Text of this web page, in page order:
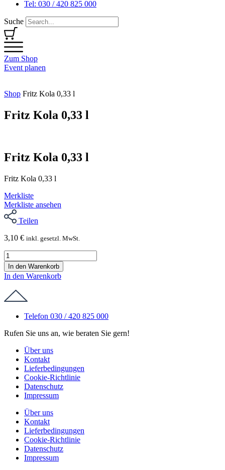
Tel: 030 / 420 825 000
Suche
Zum Shop
Event planen
Shop Fritz Kola 0,33 l
Fritz Kola 0,33 l
Fritz Kola 0,33 l
Fritz Kola 0,33 l
Merkliste
Merkliste ansehen
Teilen
3,10 € inkl. gesetzl. MwSt.
Fritz
Kola
0,33
l
Menge
In den Warenkorb
In den Warenkorb
Telefon 030 / 420 825 000
Rufen Sie uns an, wie beraten Sie gern!
Über uns
Kontakt
Lieferbedingungen
Cookie-Richtlinie
Datenschutz
Impressum
Über uns
Kontakt
Lieferbedingungen
Cookie-Richtlinie
Datenschutz
Impressum